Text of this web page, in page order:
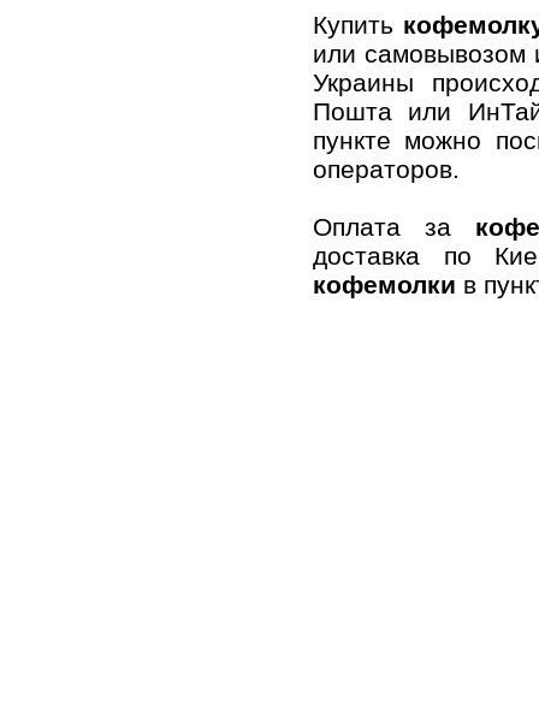
Купить
или самовывозом
Украины
Пошта или
пункте можно
операторов.
Оплата за
доставка по
кофемолки в